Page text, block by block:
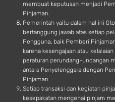
membuat keputusan menjadi
Pinjaman.
Pemerintah yaitu dalam hal ini
bertanggung jawab atas setiap
Pengguna, baik Pemberi
karena kesengajaan atau
peraturan perundang-undangan
antara Penyelenggara dengan
Pinjaman.
Setiap transaksi dan kegiatan
kesepakatan mengenai pinjam